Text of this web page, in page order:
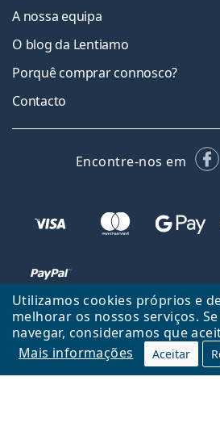
Utilizamos cookies próprios e
melhorar os nossos serviços.
navegar, consideramos que
Mais informações
Aceitar
A nossa equipa
O blog da Lentiamo
Porquê comprar connosco?
Contacto
Encontre-nos em
Voltar ao início
Lentiamo.pt é propriedade e operado por
Checa
Consigo